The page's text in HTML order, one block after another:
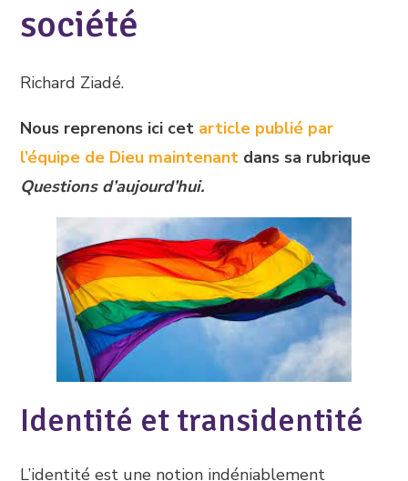
société
Richard Ziadé.
Nous reprenons ici cet article publié par
l’équipe de Dieu maintenant dans sa rubrique
Questions d’aujourd’hui.
Identité et transidentité
L’identité est une notion indéniablement